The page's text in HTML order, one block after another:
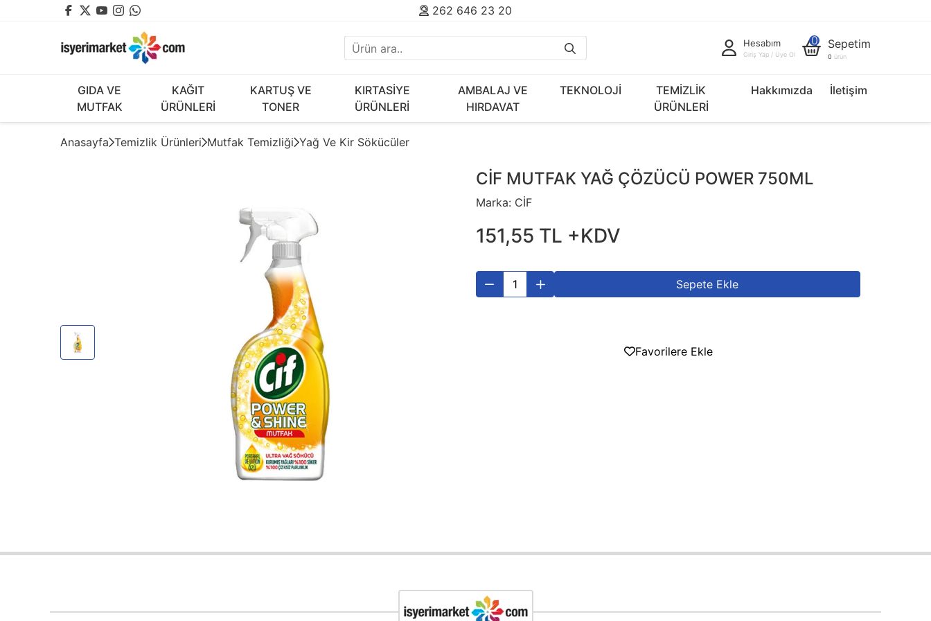
262 646 23 20
Hesabım
Giriş Yap / Üye Ol
0 Sepetim
0 ürün
GIDA VE
MUTFAK
KAĞIT
ÜRÜNLERİ
KARTUŞ VE
TONER
KIRTASİYE
ÜRÜNLERİ
AMBALAJ VE
HIRDAVAT
TEKNOLOJİ
TEMİZLİK
ÜRÜNLERİ
Hakkımızda İletişim
Anasayfa Temizlik Ürünleri Mutfak Temizliği Yağ Ve Kir Sökücüler
CİF MUTFAK YAĞ ÇÖZÜCÜ POWER 750ML
Marka: CİF
151,55 TL +KDV
Sepete Ekle
Favorilere Ekle